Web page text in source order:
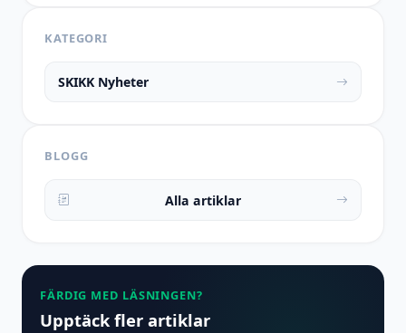
KATEGORI
SKIKK Nyheter
BLOGG
Alla artiklar
FÄRDIG MED LÄSNINGEN?
Upptäck fler artiklar